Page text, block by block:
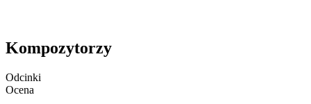
Kompozytorzy
Odcinki
Ocena